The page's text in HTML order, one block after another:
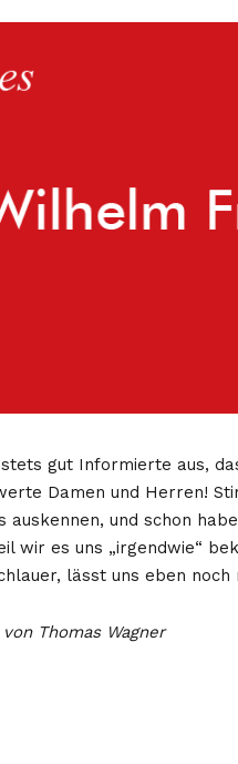
gut Informierte aus,
Damen und Herren!
auskennen, und schon
wir es uns „irgendwie“
lässt uns eben noch
Thomas Wagner